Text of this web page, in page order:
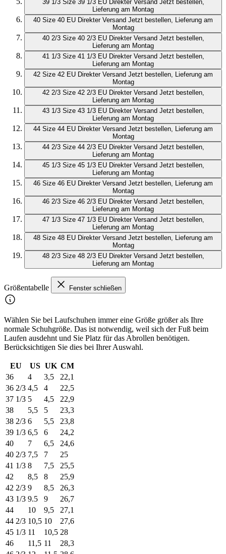
39 1/3 Size 39 1/3 EU Direkter Versand Jetzt bestellen,
Lieferung am Montag
40 Size 40 EU Direkter Versand Jetzt bestellen, Lieferung am
Montag
40 2/3 Size 40 2/3 EU Direkter Versand Jetzt bestellen,
Lieferung am Montag
41 1/3 Size 41 1/3 EU Direkter Versand Jetzt bestellen,
Lieferung am Montag
42 Size 42 EU Direkter Versand Jetzt bestellen, Lieferung am
Montag
42 2/3 Size 42 2/3 EU Direkter Versand Jetzt bestellen,
Lieferung am Montag
43 1/3 Size 43 1/3 EU Direkter Versand Jetzt bestellen,
Lieferung am Montag
44 Size 44 EU Direkter Versand Jetzt bestellen, Lieferung am
Montag
44 2/3 Size 44 2/3 EU Direkter Versand Jetzt bestellen,
Lieferung am Montag
45 1/3 Size 45 1/3 EU Direkter Versand Jetzt bestellen,
Lieferung am Montag
46 Size 46 EU Direkter Versand Jetzt bestellen, Lieferung am
Montag
46 2/3 Size 46 2/3 EU Direkter Versand Jetzt bestellen,
Lieferung am Montag
47 1/3 Size 47 1/3 EU Direkter Versand Jetzt bestellen,
Lieferung am Montag
48 Size 48 EU Direkter Versand Jetzt bestellen, Lieferung am
Montag
48 2/3 Size 48 2/3 EU Direkter Versand Jetzt bestellen,
Lieferung am Montag
Größentabelle Fenster schließen
Wählen Sie bei Laufschuhen immer eine Größe größer als Ihre
normale Schuhgröße. Das ist notwendig, weil sich der Fuß beim
Laufen ausdehnt und Sie Platz für das Abrollen benötigen.
Berücksichtigen Sie dies bei Ihrer Auswahl.
EU US UK CM
36
4 3,5
22,1
36 2/3 4,5 4
22,5
37 1/3 5 4,5
22,9
38
5,5 5
23,3
38 2/3 6 5,5
23,8
39 1/3 6,5 6
24,2
40
7 6,5
24,6
40 2/3 7,5 7
25
41 1/3 8 7,5
25,5
42
8,5 8
25,9
42 2/3 9 8,5
26,3
43 1/3 9.5 9
26,7
44
10 9,5
27,1
44 2/3 10,5 10
27,6
45 1/3 11 10,5 28
46
11,5 11
28,3